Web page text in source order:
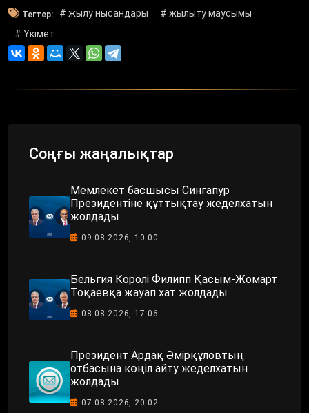
Тегтер: # жылу нысандары
# жылыту маусымы
# Үкімет
Соңғы жаңалықтар
Мемлекет басшысы Сингапур
Президентіне құттықтау жеделхатын
жолдады
09.08.2026, 10:00
Бельгия Королі Филипп Қасым-Жомарт
Тоқаевқа жауап хат жолдады
08.08.2026, 17:06
Президент Ардақ Әмірқұловтың
отбасына көңіл айту жеделхатын
жолдады
07.08.2026, 20:02